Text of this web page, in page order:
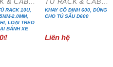
RACK 10U,
2.0MM,
LOẠI TREO
BÁNH XE
₫
KHAY CỐ ĐỊNH 600, DÙNG
CHO TỦ SÂU D600
Liên hệ